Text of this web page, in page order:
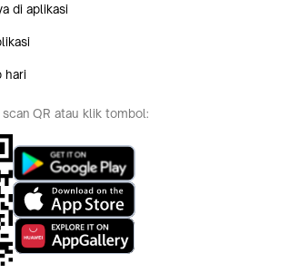
di aplikasi
hari
QR atau klik tombol: